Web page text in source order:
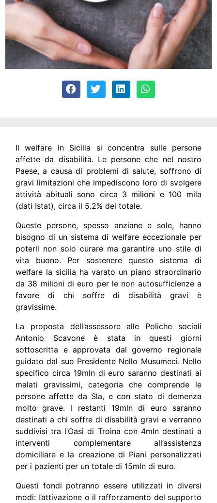
Il welfare in Sicilia si concentra sulle persone
affette da disabilità. Le persone che nel nostro
Paese, a causa di problemi di salute, soffrono di
gravi limitazioni che impediscono loro di svolgere
attività abituali sono circa 3 milioni e 100 mila
(dati Istat), circa il 5.2% del totale.
Queste persone, spesso anziane e sole, hanno
bisogno di un sistema di welfare eccezionale per
poterli non solo curare ma garantire uno stile di
vita buono. Per sostenere questo sistema di
welfare la sicilia ha varato un piano straordinario
da 38 milioni di euro per le non autosufficienze a
favore di chi soffre di disabilità gravi è
gravissime.
La proposta dell’assessore alle Poliche sociali
Antonio Scavone è stata in questi giorni
sottoscritta e approvata dal governo regionale
guidato dal suo Presidente Nello Musumeci. Nello
specifico circa 19mln di euro saranno destinati ai
malati gravissimi, categoria che comprende le
persone affette da Sla, e con stato di demenza
molto grave. I restanti 19mln di euro saranno
destinati a chi soffre di disabilità gravi e verranno
suddivisi tra l’Oasi di Troina con 4mln destinati a
interventi complementare all’assistenza
domiciliare e la creazione di Piani personalizzati
per i pazienti per un totale di 15mln di euro.
Questi fondi potranno essere utilizzati in diversi
modi: l’attivazione o il rafforzamento del supporto